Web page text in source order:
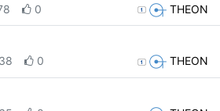
등록자 THEON
추천
0
등록자 THEON
추천
0